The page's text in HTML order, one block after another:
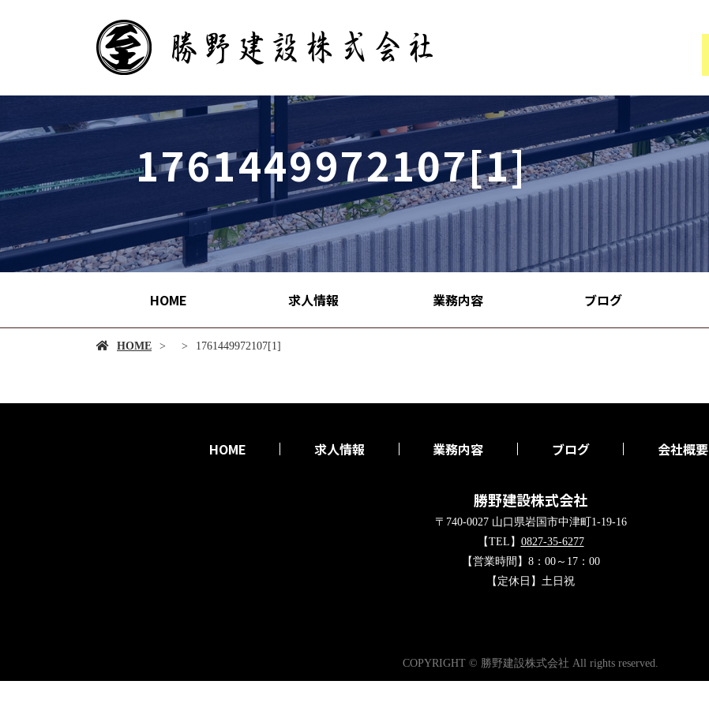
1761449972107[1]
HOME 求人情報 業務内容 ブログ
HOME 1761449972107[1]
HOME 求人情報 業務内容 ブログ 会社概要
勝野建設株式会社
〒740-0027 山口県岩国市中津町1-19-16
【TEL】 0827-35-6277
【営業時間】8：00～17：00
【定休日】土日祝
COPYRIGHT © 勝野建設株式会社 All rights reserved.